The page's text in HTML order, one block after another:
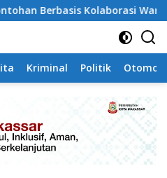
Kolaborasi Warga
Kriminal Politik